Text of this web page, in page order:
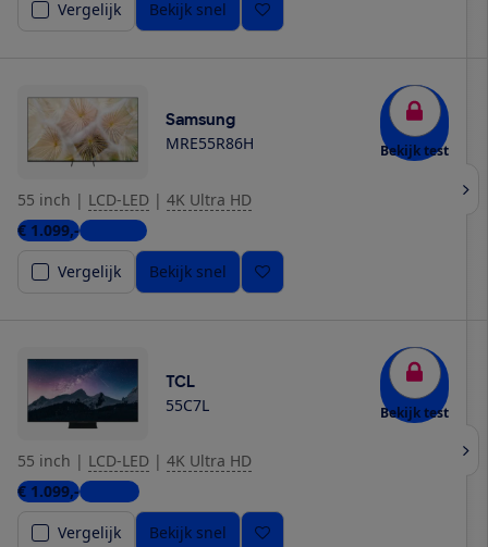
Vergelijk Bekijk snel
Samsung
MRE55R86H Bekijk test
55 inch | LCD-LED | 4K Ultra HD
€ 1.099,-6 winkels
Vergelijk
Bekijk snel
TCL
55C7L Bekijk test
55 inch | LCD-LED | 4K Ultra HD
€ 1.099,-1 winkel
Vergelijk
Bekijk snel